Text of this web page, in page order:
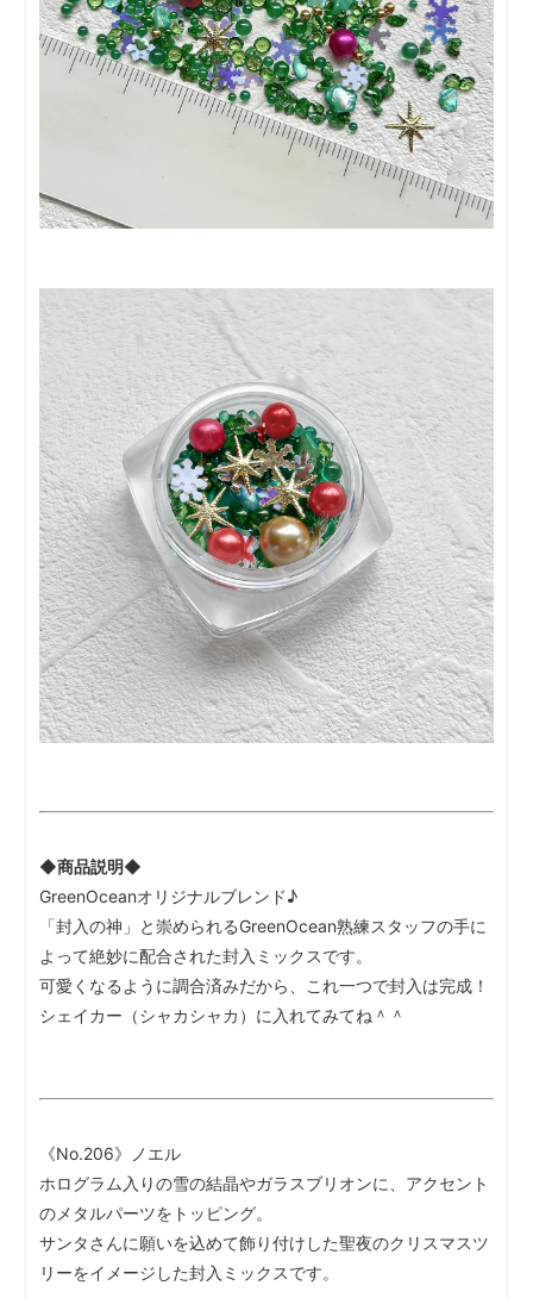
◆商品説明◆
GreenOceanオリジナルブレンド♪
「封入の神」と崇められるGreenOcean熟練スタッフの手に
よって絶妙に配合された封入ミックスです。
可愛くなるように調合済みだから、これ一つで封入は完成！
シェイカー（シャカシャカ）に入れてみてね＾＾
《No.206》ノエル
ホログラム入りの雪の結晶やガラスブリオンに、アクセント
のメタルパーツをトッピング。
サンタさんに願いを込めて飾り付けした聖夜のクリスマスツ
リーをイメージした封入ミックスです。